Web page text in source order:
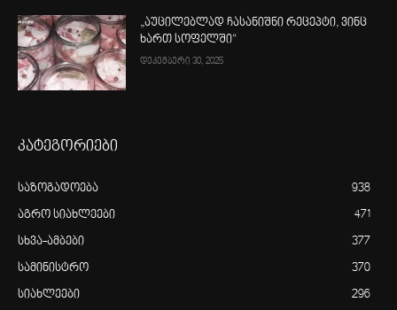
„აუცილებლად ჩასანიშნი რეცეპტი, ვინც
ხართ სოფელში“
დეკემბერი 30, 2025
კატეგორიები
საზოგადოება 938
აგრო სიახლეები 471
სხვა-ამბები 377
სამინისტრო 370
სიახლეები 296